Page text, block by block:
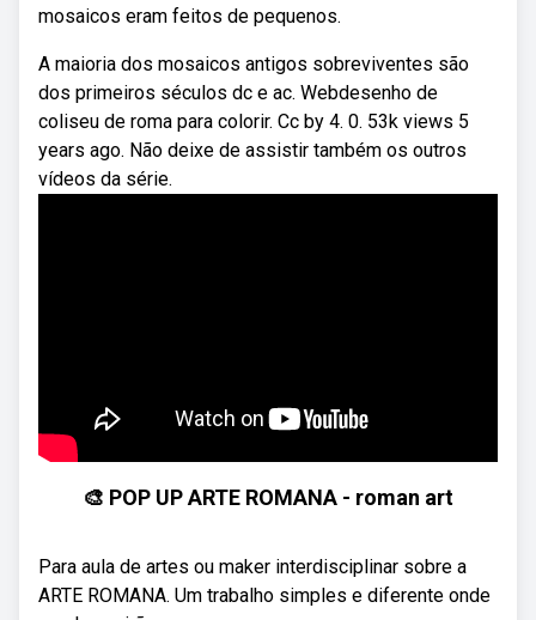
mosaicos eram feitos de pequenos.
A maioria dos mosaicos antigos sobreviventes são
dos primeiros séculos dc e ac. Webdesenho de
coliseu de roma para colorir. Cc by 4. 0. 53k views 5
years ago. Não deixe de assistir também os outros
vídeos da série.
🎨 POP UP ARTE ROMANA - roman art
Para aula de artes ou maker interdisciplinar sobre a
ARTE ROMANA. Um trabalho simples e diferente onde